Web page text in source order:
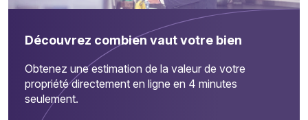
Découvrez combien vaut votre bien
Obtenez une estimation de la valeur de votre
propriété directement en ligne en 4 minutes
seulement.